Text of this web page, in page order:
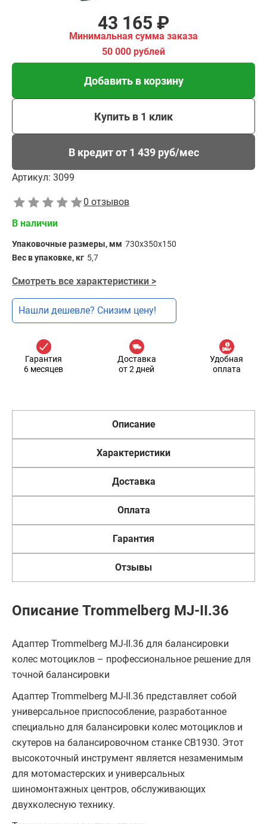
43 165 ₽
Минимальная сумма заказа
50 000 рублей
Добавить в корзину
Купить в 1 клик
В кредит от 1 439 руб/мес
Артикул: 3099
0 отзывов
В наличии
Упаковочные размеры, мм 730х350х150
Вес в упаковке, кг 5,7
Смотреть все характеристики >
Нашли дешевле? Снизим цену!
Гарантия
6 месяцев
Доставка
от 2 дней
Удобная
оплата
Описание
Характеристики
Доставка
Оплата
Гарантия
Отзывы
Описание Trommelberg MJ-II.36
Адаптер Trommelberg MJ-II.36 для балансировки
колес мотоциклов – профессиональное решение для
точной балансировки
Адаптер Trommelberg MJ-II.36 представляет собой
универсальное приспособление, разработанное
специально для балансировки колес мотоциклов и
скутеров на балансировочном станке CB1930. Этот
высокоточный инструмент является незаменимым
для мотомастерских и универсальных
шиномонтажных центров, обслуживающих
двухколесную технику.
мес